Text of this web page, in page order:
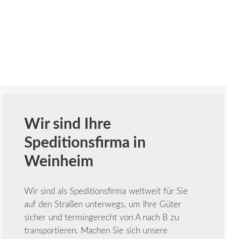
Wir sind Ihre
Speditionsfirma in
Weinheim
Wir sind als Speditionsfirma weltweit für Sie
auf den Straßen unterwegs, um Ihre Güter
sicher und termingerecht von A nach B zu
transportieren. Machen Sie sich unsere